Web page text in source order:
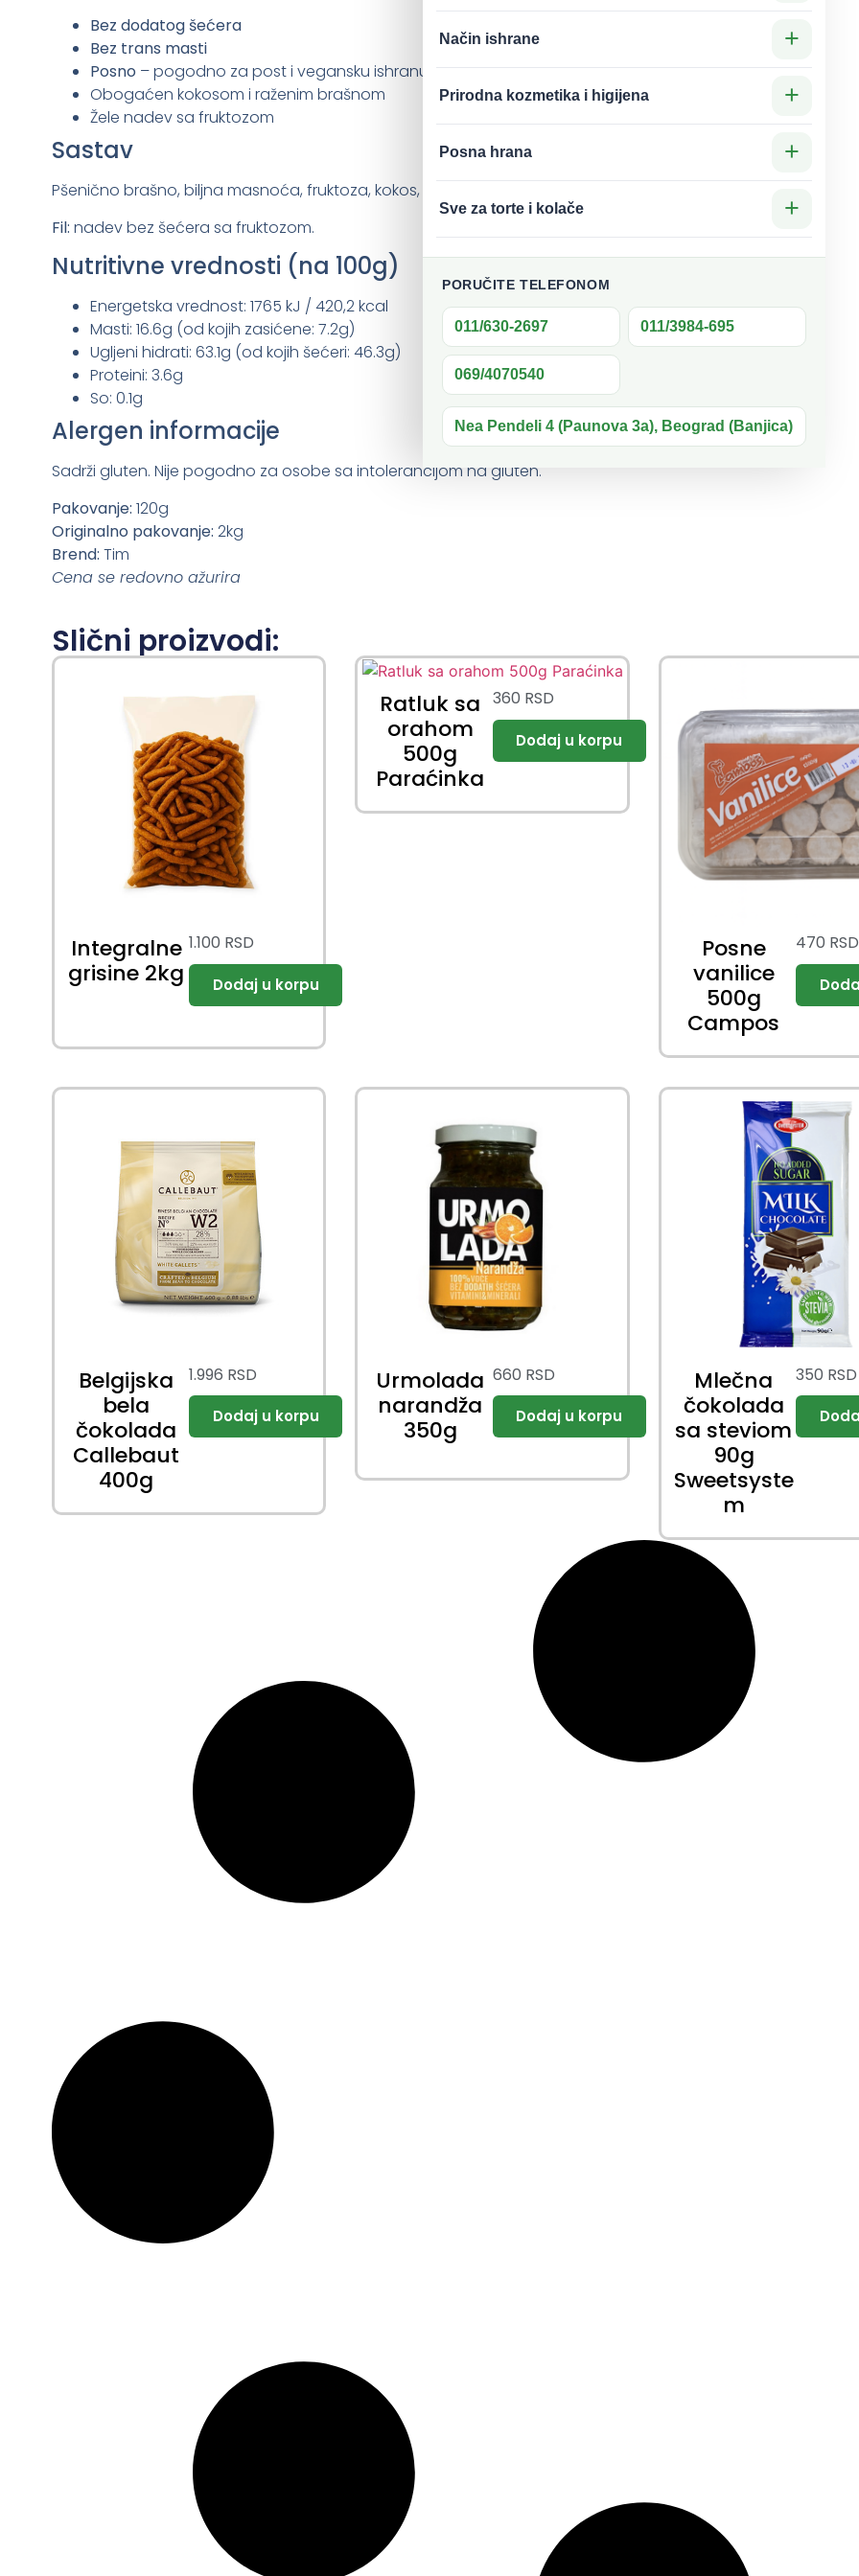
Način ishrane +
Prirodna kozmetika i higijena +
Posna hrana +
Sve za torte i kolače +
PORUČITE TELEFONOM
011/630-2697 011/3984-695
069/4070540
Nea Pendeli 4 (Paunova 3a), Beograd (Banjica)
Bez dodatog šećera
Bez trans masti
Posno – pogodno za post i vegansku ishranu
Obogaćen kokosom i raženim brašnom
Žele nadev sa fruktozom
Sastav
Pšenično brašno, biljna masnoća, fruktoza, kokos, ražano brašno, sredstvo za narastanje.
Fil: nadev bez šećera sa fruktozom.
Nutritivne vrednosti (na 100g)
Energetska vrednost: 1765 kJ / 420,2 kcal
Masti: 16.6g (od kojih zasićene: 7.2g)
Ugljeni hidrati: 63.1g (od kojih šećeri: 46.3g)
Proteini: 3.6g
So: 0.1g
Alergen informacije
Sadrži gluten. Nije pogodno za osobe sa intolerancijom na gluten.
Pakovanje: 120g
Originalno pakovanje: 2kg
Brend: Tim
Cena se redovno ažurira
Slični proizvodi:
Integralne
grisine 2kg
1.100 RSD
Ratluk sa
orahom
500g
Paraćinka
360 RSD
Posne
vanilice
500g
Campos
470 RSD
Belgijska
bela
čokolada
Callebaut
400g
1.996 RSD
Urmolada
narandža
350g
660 RSD
Mlečna
čokolada
sa steviom
90g
Sweetsyste
m
350 RSD